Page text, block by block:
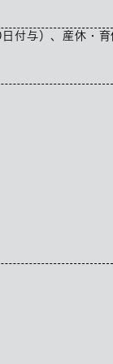
付与）、産休・育